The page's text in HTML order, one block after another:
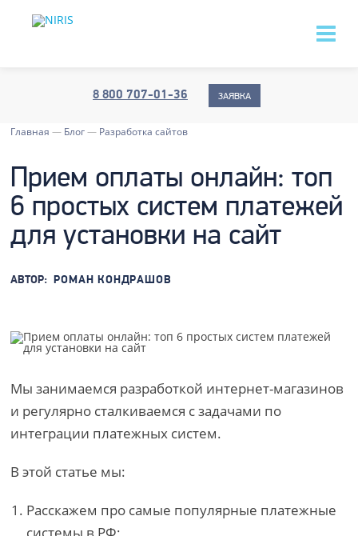
8 800 707-01-36 ЗАЯВКА
Главная — Блог— Разработка сайтов
Прием оплаты онлайн: топ
6 простых систем платежей
для установки на сайт
АВТОР: РОМАН КОНДРАШОВ
Мы занимаемся разработкой интернет-магазинов
и регулярно сталкиваемся с задачами по
интеграции платежных систем.
В этой статье мы:
Расскажем про самые популярные платежные